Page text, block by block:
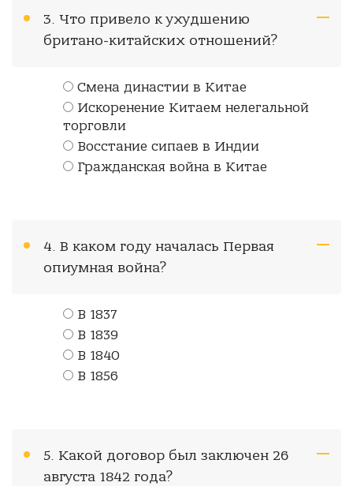
3. Что привело к ухудшению
британо-китайских отношений?
Смена династии в Китае
Искоренение Китаем нелегальной
торговли
Восстание сипаев в Индии
Гражданская война в Китае
4. В каком году началась Первая
опиумная война?
В 1837
В 1839
В 1840
В 1856
5. Какой договор был заключен 26
августа 1842 года?